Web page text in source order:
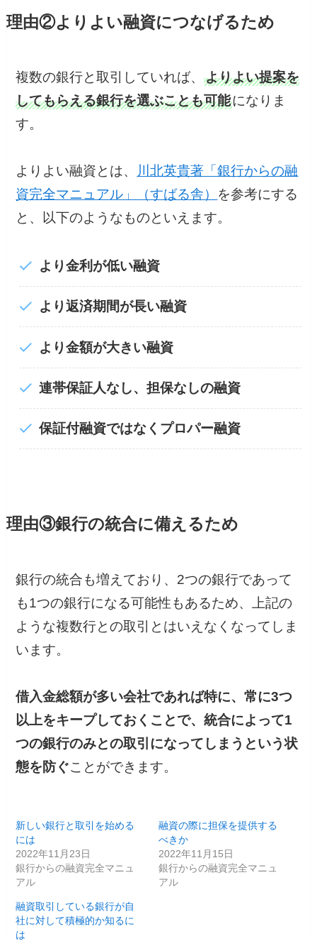
理由②よりよい融資につなげるため
複数の銀行と取引していれば、よりよい提案を
してもらえる銀行を選ぶことも可能になりま
す。
よりよい融資とは、
川北英貴著「銀行からの融
資完全マニュアル」（すばる舎） を参考にする
と、以下のようなものといえます。
より金利が低い融資
より返済期間が長い融資
より金額が大きい融資
連帯保証人なし、担保なしの融資
保証付融資ではなくプロパー融資
理由③銀行の統合に備えるため
銀行の統合も増えており、2つの銀行であって
も1つの銀行になる可能性もあるため、上記の
ような複数行との取引とはいえなくなってしま
います。
借入金総額が多い会社であれば特に、常に3つ
以上をキープしておくことで、統合によって1
つの銀行のみとの取引になってしまうという状
態を防ぐことができます。
新しい銀行と取引を始める
には
2022年11月23日
銀行からの融資完全マニュ
アル
融資の際に担保を提供する
べきか
2022年11月15日
銀行からの融資完全マニュ
アル
融資取引している銀行が自
社に対して積極的か知るに
は